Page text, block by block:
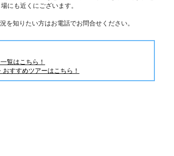
にも近くにございます。
を知りたい方はお電話でお問合せください。
覧はこちら！
すすめツアーはこちら！